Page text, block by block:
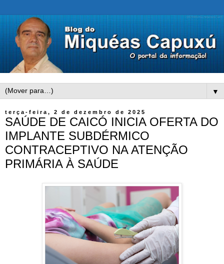
▼
terça-feira, 2 de dezembro de 2025
SAÚDE DE CAICÓ INICIA OFERTA DO
IMPLANTE SUBDÉRMICO
CONTRACEPTIVO NA ATENÇÃO
PRIMÁRIA À SAÚDE